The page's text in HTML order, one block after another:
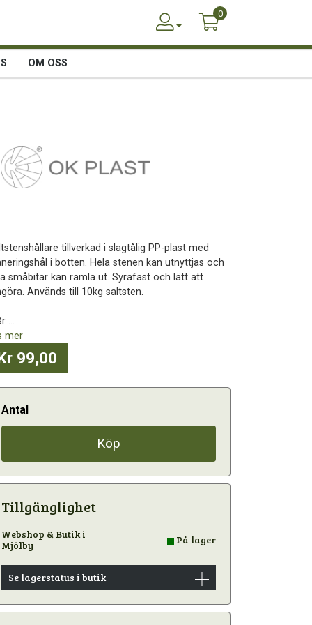
0
OM OSS
tillverkad i slagtålig PP-plast med
i botten. Hela stenen kan utnyttjas och
småbitar kan ramla ut. Syrafast och lätt att
Används till 10kg saltsten.
...
mer
99,00
Antal
Köp
Tillgänglighet
Webshop & Butik i
Mjölby
På lager
Se lagerstatus i butik